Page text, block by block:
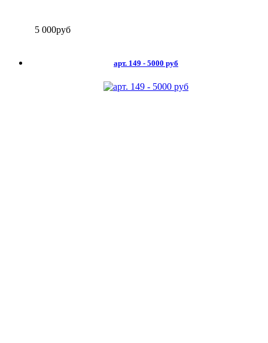
5 000руб
арт. 149 - 5000 руб